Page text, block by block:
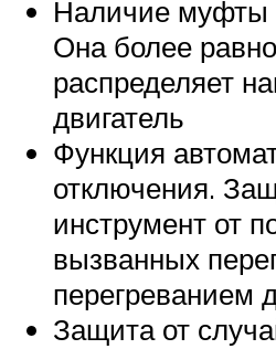
Наличие муфты
Она более
распределяет
двигатель
Функция
отключения.
инструмент от
вызванных
перегреванием
Защита от